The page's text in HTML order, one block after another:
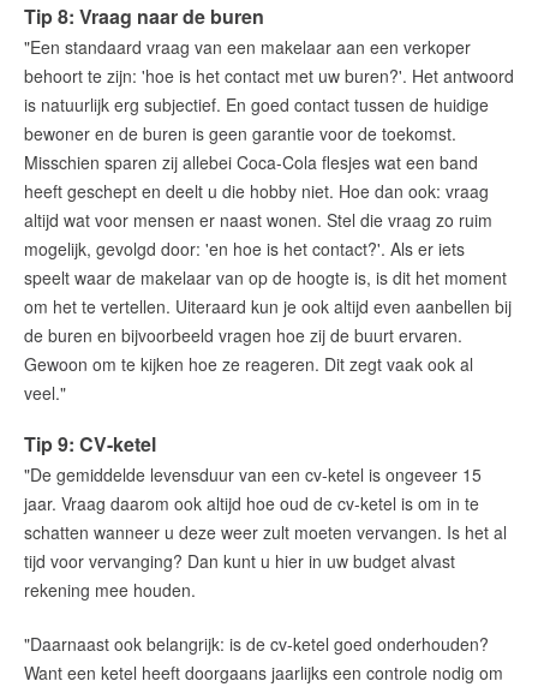
Tip 8: Vraag naar de buren
"Een standaard vraag van een makelaar aan een verkoper
behoort te zijn: 'hoe is het contact met uw buren?'. Het antwoord
is natuurlijk erg subjectief. En goed contact tussen de huidige
bewoner en de buren is geen garantie voor de toekomst.
Misschien sparen zij allebei Coca-Cola flesjes wat een band
heeft geschept en deelt u die hobby niet. Hoe dan ook: vraag
altijd wat voor mensen er naast wonen. Stel die vraag zo ruim
mogelijk, gevolgd door: 'en hoe is het contact?'. Als er iets
speelt waar de makelaar van op de hoogte is, is dit het moment
om het te vertellen. Uiteraard kun je ook altijd even aanbellen bij
de buren en bijvoorbeeld vragen hoe zij de buurt ervaren.
Gewoon om te kijken hoe ze reageren. Dit zegt vaak ook al
veel."
Tip 9: CV-ketel
"De gemiddelde levensduur van een cv-ketel is ongeveer 15
jaar. Vraag daarom ook altijd hoe oud de cv-ketel is om in te
schatten wanneer u deze weer zult moeten vervangen. Is het al
tijd voor vervanging? Dan kunt u hier in uw budget alvast
rekening mee houden.
"Daarnaast ook belangrijk: is de cv-ketel goed onderhouden?
Want een ketel heeft doorgaans jaarlijks een controle nodig om